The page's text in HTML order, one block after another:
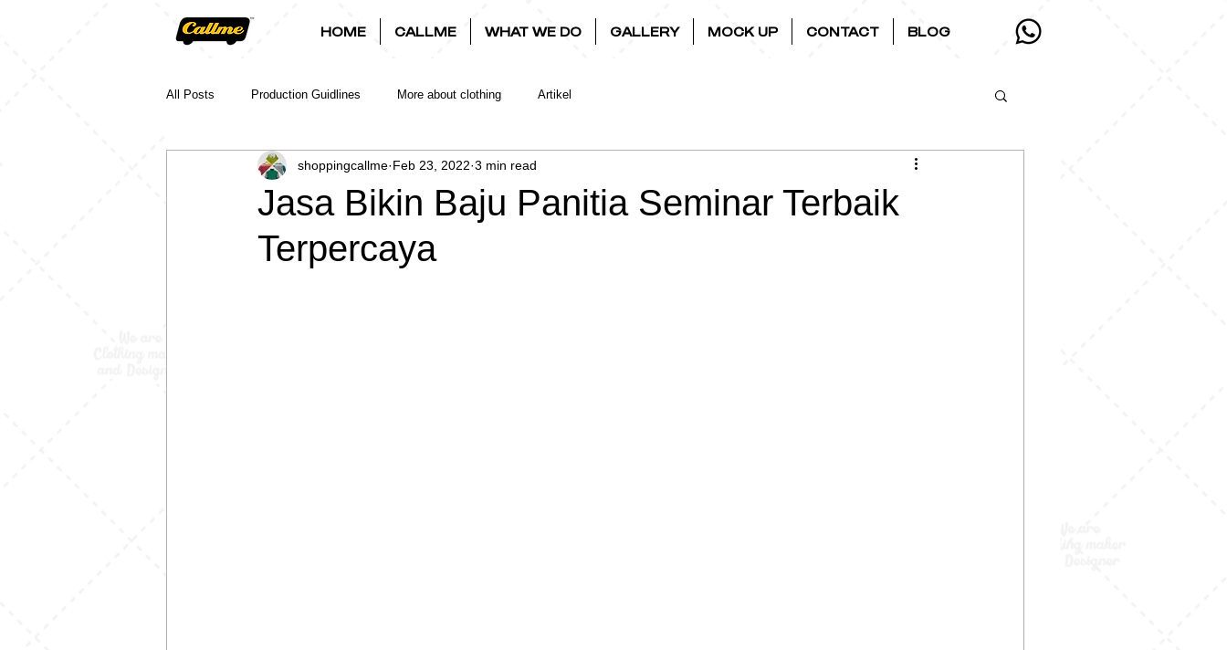
HOME CALLME WHAT WE DO GALLERY MOCK UP CONTACT BLOG
All Posts Production Guidlines More about clothing Artikel
Jasa Bikin Baju Panitia Seminar Terbaik
Terpercaya
shoppingcallme Feb 23, 2022 3 min read